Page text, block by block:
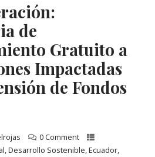
de
Gratuito a
Impactadas
de Fondos
0 Comment
,Desarrollo Sostenible,Ecuador,